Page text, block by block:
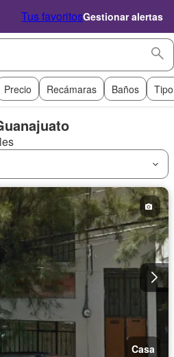
Tus favoritosGestionar alertas
Precio Recámaras Baños
Casa